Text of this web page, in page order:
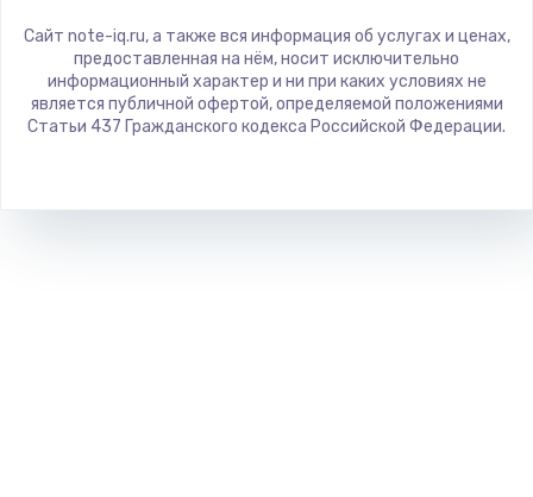
Predator
iru
Machenike
Сайт note-iq.ru, а также вся информация об услугах и ценах,
предоставленная на нём, носит исключительно
информационный характер и ни при каких условиях не
является публичной офертой, определяемой положениями
Статьи 437 Гражданского кодекса Российской Федерации.